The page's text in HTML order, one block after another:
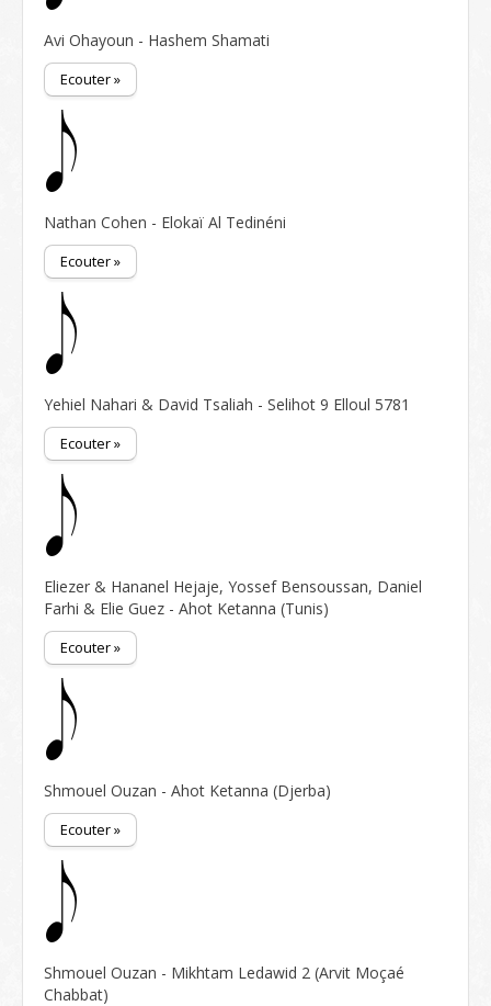
Avi Ohayoun - Hashem Shamati
Ecouter »
Nathan Cohen - Elokaï Al Tedinéni
Ecouter »
Yehiel Nahari & David Tsaliah - Selihot 9 Elloul 5781
Ecouter »
Eliezer & Hananel Hejaje, Yossef Bensoussan, Daniel
Farhi & Elie Guez - Ahot Ketanna (Tunis)
Ecouter »
Shmouel Ouzan - Ahot Ketanna (Djerba)
Ecouter »
Shmouel Ouzan - Mikhtam Ledawid 2 (Arvit Moçaé
Chabbat)